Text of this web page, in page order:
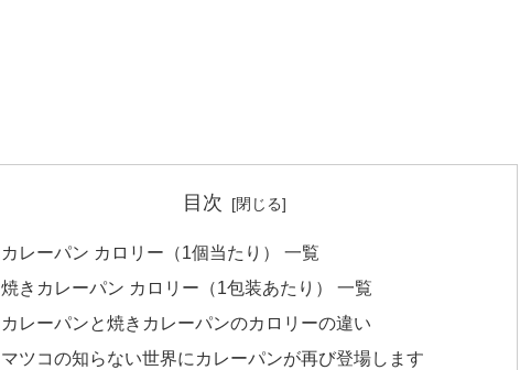
目次
カレーパン カロリー（1個当たり） 一覧
焼きカレーパン カロリー（1包装あたり） 一覧
カレーパンと焼きカレーパンのカロリーの違い
マツコの知らない世界にカレーパンが再び登場します